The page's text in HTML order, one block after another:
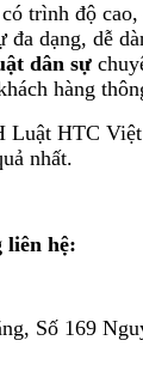
trình độ
dạng, dễ
dân sự
hàng
HTC Việt
nhất.
liên hệ:
Số 169